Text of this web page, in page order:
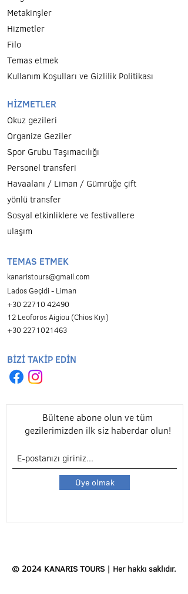
Metakinşler
Hizmetler
Filo
Temas etmek
Kullanım Koşulları ve Gizlilik Politikası
HİZMETLER
Okuz gezileri
Organize Geziler
Spor Grubu Taşımacılığı
Personel transferi
Havaalanı / Liman / Gümrüğe çift
yönlü transfer
Sosyal etkinliklere ve festivallere
ulaşım
TEMAS ETMEK
kanaristours@gmail.com
Lados Geçidi - Liman
+30 22710 42490
12 Leoforos Aigiou (Chios Kıyı)
+30 2271021463
BİZİ TAKİP EDİN
Bültene abone olun ve tüm
gezilerimizden ilk siz haberdar olun!
Üye olmak
© 2024 KANARIS TOURS | Her hakkı saklıdır.